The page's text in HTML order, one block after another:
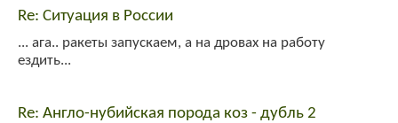
Re: Ситуация в России
... ага.. ракеты запускаем, а на дровах на работу
ездить...
Re: Англо-нубийская порода коз - дубль 2